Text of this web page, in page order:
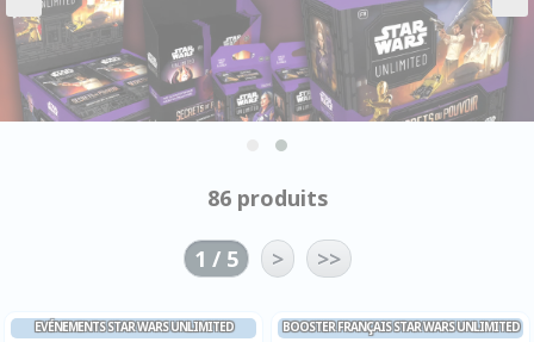
86 produits
1 / 5 > >>
EVÉNEMENTS STAR WARS UNLIMITED BOOSTER FRANÇAIS STAR WARS UNLIMITED